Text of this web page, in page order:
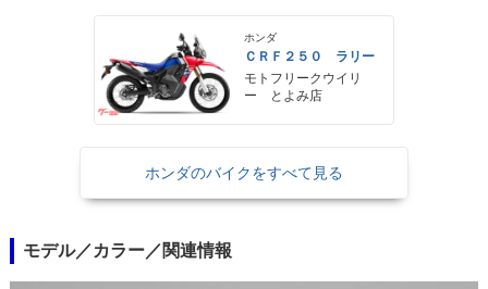
ホンダ
ＣＲＦ２５０ ラリー
モトフリークウイリ
ー とよみ店
ホンダのバイクをすべて見る
モデル／カラー／関連情報